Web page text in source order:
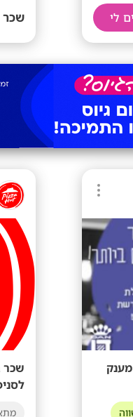
לי שכר
שכר